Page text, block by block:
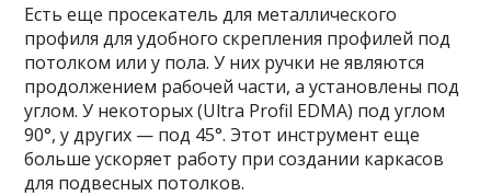
Есть еще просекатель для металлического
профиля для удобного скрепления профилей под
потолком или у пола. У них ручки не являются
продолжением рабочей части, а установлены под
углом. У некоторых (Ultra Profil EDMA) под углом
90°, у других — под 45°. Этот инструмент еще
больше ускоряет работу при создании каркасов
для подвесных потолков.